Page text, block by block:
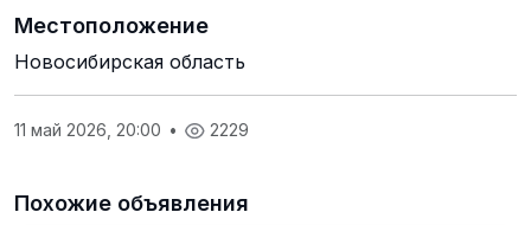
Местоположение
Новосибирская область
11 май 2026, 20:00 • 2229
Похожие объявления